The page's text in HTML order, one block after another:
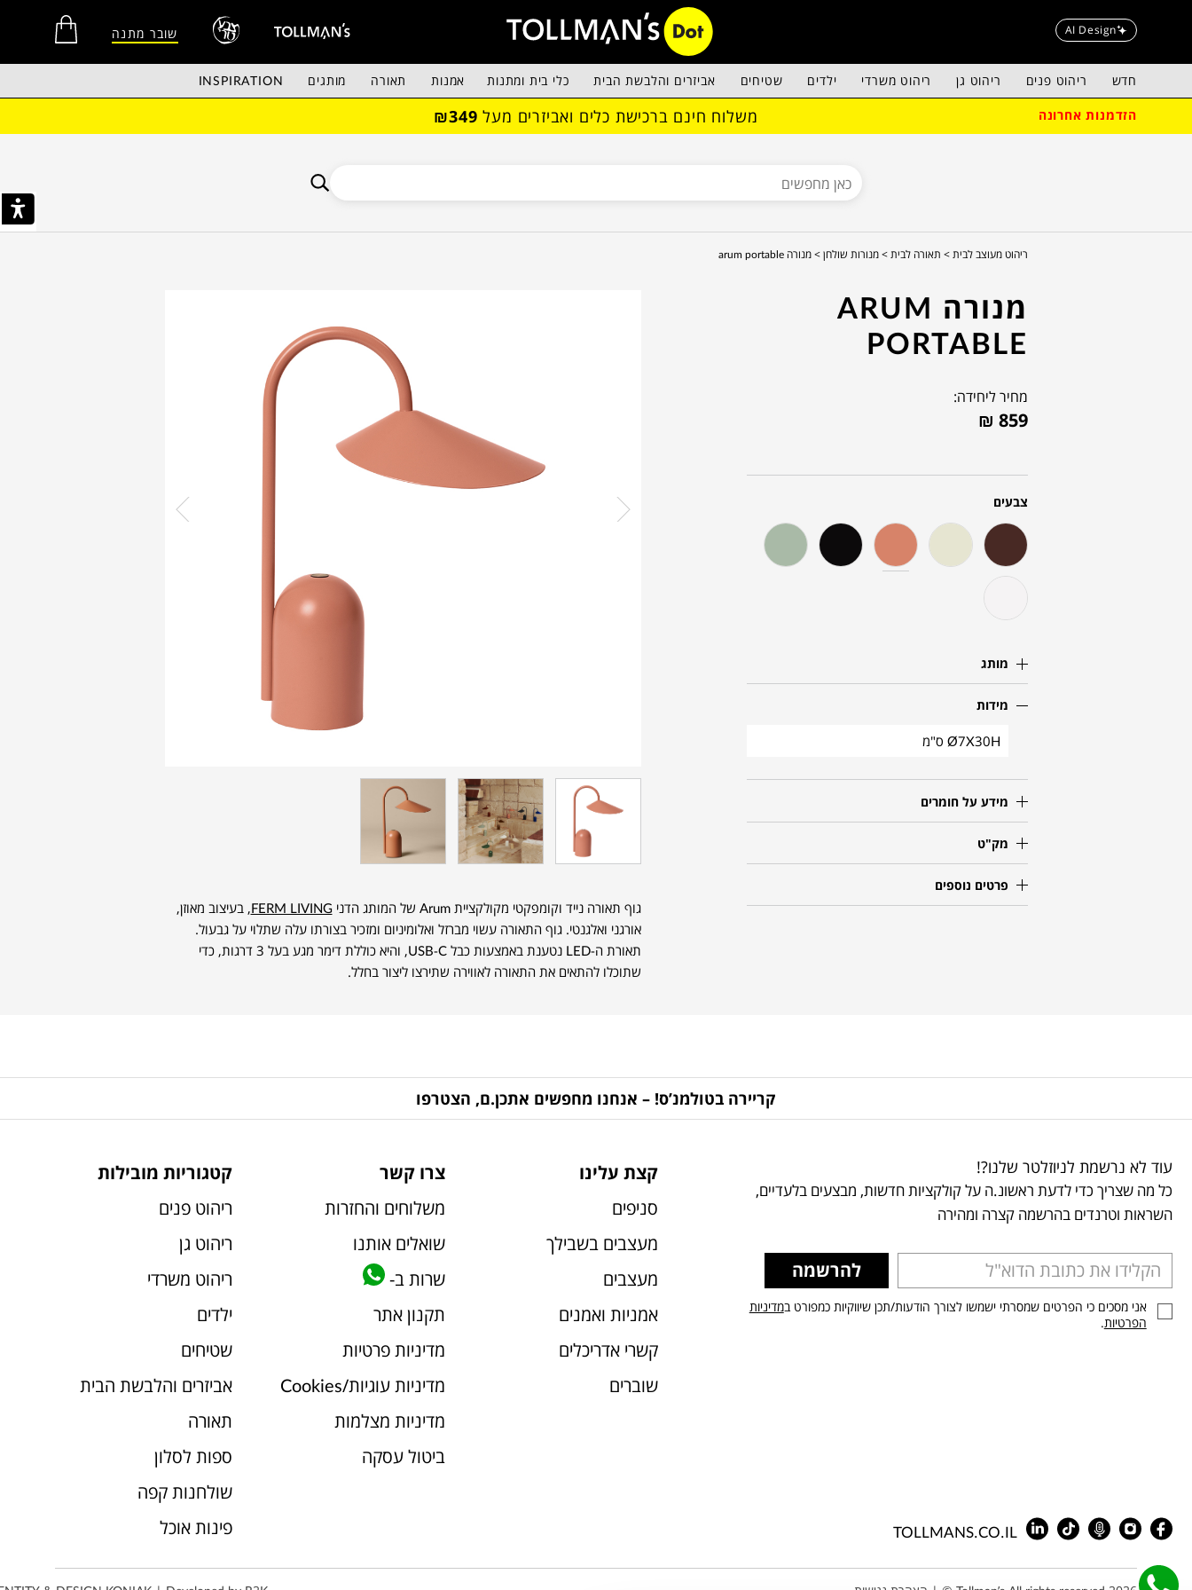
AI Design שובר מתנה
חדש ריהוט פנים ריהוט גן ריהוט משרדי ילדים שטיחים אביזרים והלבשת הבית כלי בית ומתנות אמנות תאורה מותגים INSPIRATION
הזדמנות אחרונה משלוח חינם ברכישת כלים ואביזרים מעל ₪349
ריהוט מעוצב לבית > תאורה לבית > מנורות שולחן > מנורה arum portable
מנורה ARUM
PORTABLE
מחיר ליחידה:
₪ 859
צבעים
מותג
מידות
Ø7X30H ס"מ
מידע על חומרים
מק"ט
פרטים נוספים
גוף תאורה נייד וקומפקטי מקולקציית Arum של המותג הדני FERM LIVING, בעיצוב מאוזן,
אורגני ואלגנטי. גוף התאורה עשוי מברזל ואלומיניום ומזכיר בצורתו עלה שתלוי על גבעול.
תאורת ה-LED נטענת באמצעות כבל USB-C, והיא כוללת דימר מגע בעל 3 דרגות, כדי
שתוכלו להתאים את התאורה לאווירה שתירצו ליצור בחלל.
קריירה בטולמנ’ס! – אנחנו מחפשים אתכן.ם, הצטרפו
עוד לא נרשמת לניוזלטר שלנו?!
כל מה שצריך כדי לדעת ראשונ.ה על קולקציות חדשות, מבצעים בלעדיים,
השראות וטרנדים בהרשמה קצרה ומהירה
להרשמה
אני מסכים כי הפרטים שמסרתי ישמשו לצורך הודעות/תכן שיווקיות כמפורט במדיניות
הפרטיות.
TOLLMANS.CO.IL
קצת עלינו
סניפים
מעצבים בשבילך
מעצבים
אמניות ואמנים
קשרי אדריכלים
שוברים
צרו קשר
משלוחים והחזרות
שואלים אותנו
שרות ב-
תקנון אתר
מדיניות פרטיות
מדיניות עוגיות/Cookies
מדיניות מצלמות
ביטול עסקה
קטגוריות מובילות
ריהוט פנים
ריהוט גן
ריהוט משרדי
ילדים
שטיחים
אביזרים והלבשת הבית
תאורה
ספות לסלון
שולחנות קפה
פינות אוכל